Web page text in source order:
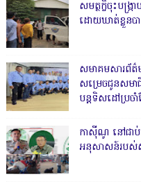
សមត្ថកិ្ចចុះបង្ក្
ដោយឃាត់ខ្លួនប
សមាគមសារព័ត៌
សម្រេចជូនសមា
បន្តទិសដៅប្រច
កាសុីណូ នៅជាប់
អនុសាសន៍របស់ស